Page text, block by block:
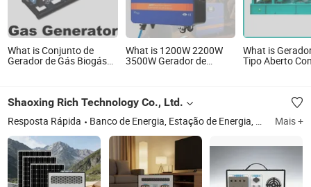
What is Conjunto de
Gerador de Gás Biogás
What is 1200W 2200W
3500W Gerador de
What is
Tipo Aberto
Shaoxing Rich Technology Co., Ltd.
Resposta Rápida Banco de Energia, Estação de Energia, Estação de Energia Solar para Exterior, Estação de Energia Solar Portátil, Armazenamento de Energia Solar, Sistema de Armazenamento de Energia Solar, Bateria Solar Empilhável, Gerador Solar, Painel Fotovoltaico Solar, Energia Móvel Mais +